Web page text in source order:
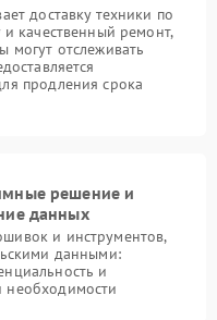
доставку техники по
качественный ремонт,
могут отслеживать
продления срока
решение и
данных
и инструментов,
данными:
и
необходимости